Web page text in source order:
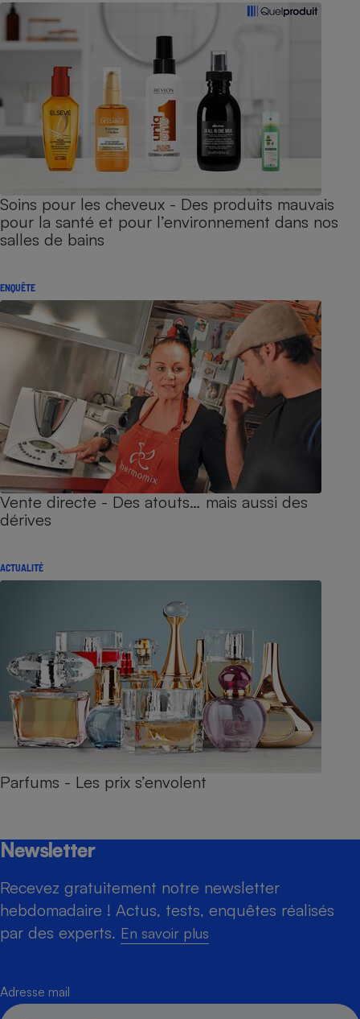
Soins pour les cheveux - Des produits mauvais
pour la santé et pour l’environnement dans nos
salles de bains
ENQUÊTE
Vente directe - Des atouts… mais aussi des
dérives
ACTUALITÉ
Parfums - Les prix s’envolent
Newsletter
Recevez gratuitement notre newsletter
hebdomadaire ! Actus, tests, enquêtes réalisés
par des experts. En savoir plus
Adresse mail